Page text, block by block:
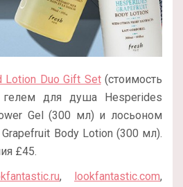
Lotion Duo Gift Set(стоимость
для душа Hesperides
Gel (300 мл) и лосьоном
Body Lotion (300 мл).
£45.
, lookfantastic.com,